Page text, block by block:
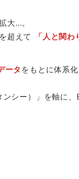
大…。
超えて
「人と関
ータ をもとに体系
シー）」を軸に